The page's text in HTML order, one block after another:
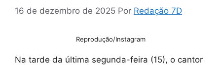
16 de dezembro de 2025 Por Redação 7D
Reprodução/Instagram
Na tarde da última segunda-feira (15), o cantor